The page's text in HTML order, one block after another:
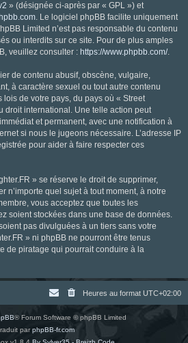
» (désignée ci-après par « GPL ») et
. Le logiciel phpBB facilite uniquement
Limited n’est pas responsable du contenu
ou interdits sur ce site. Pour de plus amples
veuillez consulter : https://www.phpbb.com/.
de contenu abusif, obscène, vulgaire,
à caractère sexuel ou tout autre contenu
de votre pays, du pays où « Street
droit international. Une telle action peut
et permanent, avec une notification à
si nous le jugeons nécessaire. L’adresse IP
pour aider à faire respecter ces
» se réserve le droit de supprimer,
n’importe quel sujet à tout moment, à notre
vous acceptez que toutes les
soient stockées dans une base de données.
pas divulguées à un tiers sans votre
» ni phpBB ne pourront être tenus
de piratage qui pourrait conduire à la
Heures au format UTC+02:00
® Forum Software © phpBB Limited
parphpBB-fr.com